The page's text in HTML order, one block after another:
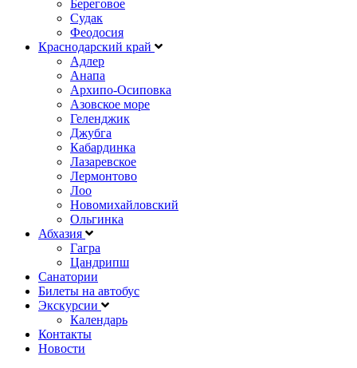
Береговое
Судак
Феодосия
Краснодарский край
Адлер
Анапа
Архипо-Осиповка
Азовское море
Геленджик
Джубга
Кабардинка
Лазаревское
Лермонтово
Лоо
Новомихайловский
Ольгинка
Абхазия
Гагра
Цандрипш
Санатории
Билеты на автобус
Экскурсии
Календарь
Контакты
Новости